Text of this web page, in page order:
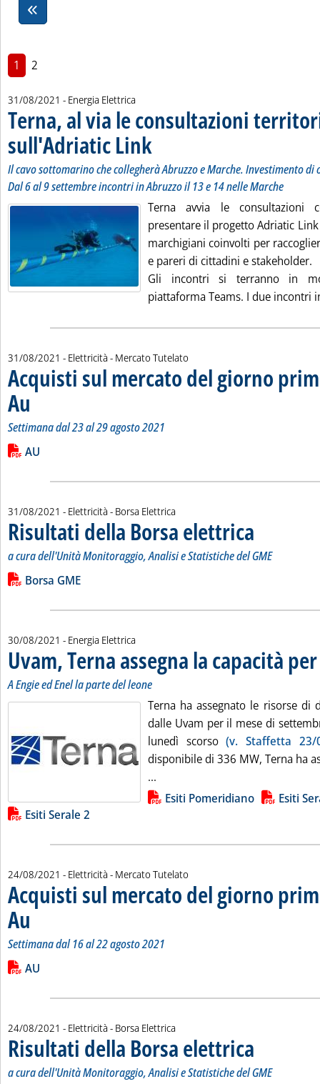
1 2
31/08/2021 - Energia Elettrica
Terna, al via le consultazioni
sull'Adriatic Link. Sottotitolo: Il cavo sottomarino che collegherà
. Pubblicata martedì 31 agosto 2021 alle 16.9.
Il cavo sottomarino che collegherà Abruzzo e Marche. Investimento
Dal 6 al 9 settembre incontri in Abruzzo il 13 e 14 nelle Marche
Terna avvia le
presentare il progetto Adriatic
marchigiani coinvolti per
e pareri di cittadini e stakeholder.
Gli incontri si terranno in
piattaforma Teams. I due incontri
31/08/2021 - Elettricità - Mercato Tutelato
Acquisti sul mercato del giorno
Au . Sottotitolo: Settimana dal 23 al 29 agosto 2021
. Pubblicata martedì 31 agosto 2021 alle 9.41.
Settimana dal 23 al 29 agosto 2021
Leggi tutta la notizia: 'Acquisti sul mercato del giorno prima
Lista allegati PDF alla notizia
AU
31/08/2021 - Elettricità - Borsa Elettrica
Risultati della Borsa elettrica
a cura dell'Unità Monitoraggio, Analisi e Statistiche del GME
Leggi tutta la notizia: 'Risultati della Borsa elettrica'
Lista allegati PDF alla notizia
Borsa GME
30/08/2021 - Energia Elettrica
Uvam, Terna assegna la capacità
A Engie ed Enel la parte del leone
Terna ha assegnato le risorse di
dalle Uvam per il mese di
lunedì scorso(v. Staffetta 23/
disponibile di 336 MW, Terna ha
...
Lista allegati PDF alla notiziaEsiti Pomeridiano
Esiti
Esiti Serale 2
24/08/2021 - Elettricità - Mercato Tutelato
Acquisti sul mercato del giorno
Au . Sottotitolo: Settimana dal 16 al 22 agosto 2021
. Pubblicata martedì 24 agosto 2021 alle 9.37.
Settimana dal 16 al 22 agosto 2021
Leggi tutta la notizia: 'Acquisti sul mercato del giorno prima
Lista allegati PDF alla notizia
AU
24/08/2021 - Elettricità - Borsa Elettrica
Risultati della Borsa elettrica
a cura dell'Unità Monitoraggio, Analisi e Statistiche del GME